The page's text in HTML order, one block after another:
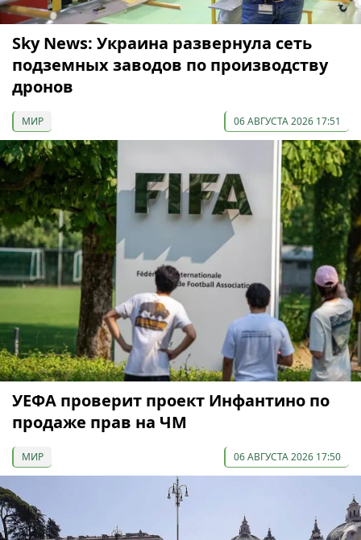
Sky News: Украина развернула сеть
подземных заводов по производству
дронов
МИР 06 АВГУСТА 2026 17:51
УЕФА проверит проект Инфантино по
продаже прав на ЧМ
МИР 06 АВГУСТА 2026 17:50